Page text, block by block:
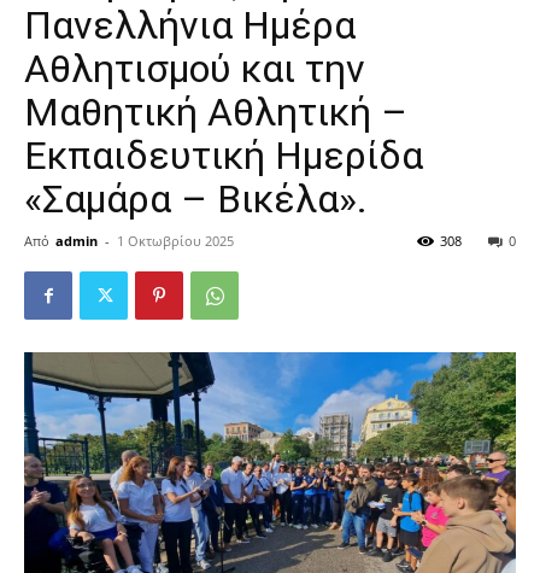
Πανελλήνια Ημέρα
Αθλητισμού και την
Μαθητική Αθλητική –
Εκπαιδευτική Ημερίδα
«Σαμάρα – Βικέλα».
Από admin - 1 Οκτωβρίου 2025 0
308